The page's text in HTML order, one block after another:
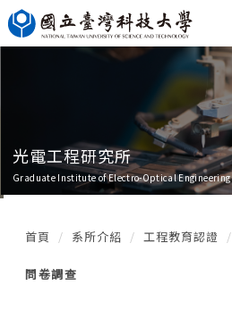
跳
到
主
光電工程研究所
Graduate Institute of Electro-Optical Engineering
首頁 系所介紹 工程教育認證
問卷調查